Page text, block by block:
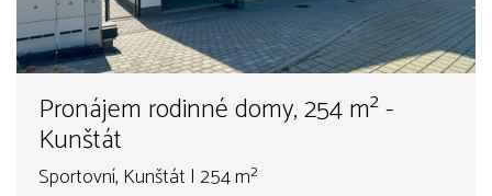
Pronájem rodinné domy, 254 m² -
Kunštát
Sportovní, Kunštát | 254 m²